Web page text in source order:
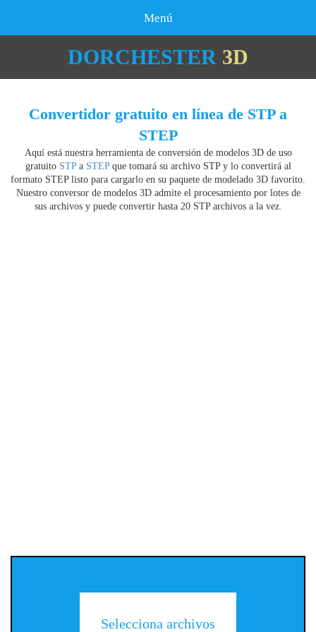
Menú
DORCHESTER 3D
Convertidor gratuito en línea de STP a
STEP
Aquí está nuestra herramienta de conversión de modelos 3D de uso
gratuito STPa STEPque tomará su archivo STP y lo convertirá al
formato STEP listo para cargarlo en su paquete de modelado 3D favorito.
Nuestro conversor de modelos 3D admite el procesamiento por lotes de
sus archivos y puede convertir hasta 20 STP archivos a la vez.
Selecciona archivos